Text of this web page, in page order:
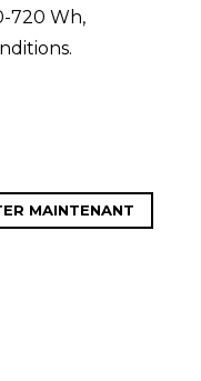
720 Wh,
MAINTENANT